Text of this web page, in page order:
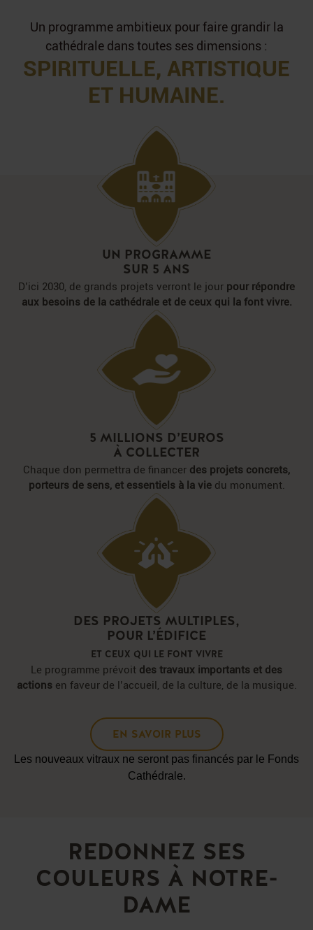
Un programme ambitieux pour faire grandir la
cathédrale dans toutes ses dimensions :
SPIRITUELLE, ARTISTIQUE
ET HUMAINE.
UN PROGRAMME
SUR 5 ANS
D’ici 2030, de grands projets verront le jour pour répondre
aux besoins de la cathédrale et de ceux qui la font vivre.
5 MILLIONS D’EUROS
À COLLECTER
Chaque don permettra de financer des projets concrets,
porteurs de sens,et essentiels à la viedu monument.
DES PROJETS MULTIPLES,
POUR L’ÉDIFICE
ET CEUX QUI LE FONT VIVRE
Le programme prévoit des travaux importants et des
actions en faveurde l’accueil, de la culture, de la musique.
EN SAVOIR PLUS
Les nouveaux vitraux ne seront pas financés par le Fonds
Cathédrale.
REDONNEZ SES
COULEURS À NOTRE-
DAME